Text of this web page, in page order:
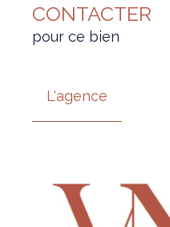
CONTACTER
pour ce bien
L'agence